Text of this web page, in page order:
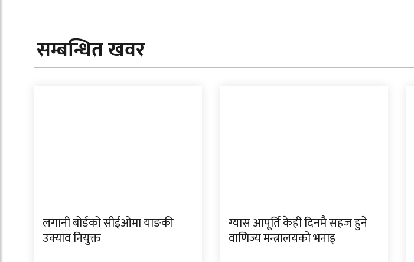
सम्बन्धित खवर
लगानी बोर्डको सीईओमा याङकी
उक्याव नियुक्त
ग्यास आपूर्ति केही दिनमै सहज हुने
वाणिज्य मन्त्रालयको भनाइ